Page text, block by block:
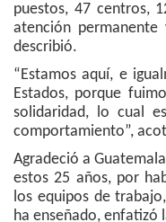
puestos, 47 centros,
atención
describió.
“Estamos aquí, e
Estados, porque
solidaridad, lo cual
comportamiento”,
Agradeció a
estos 25 años, por
los equipos de
ha enseñado, enfatizó